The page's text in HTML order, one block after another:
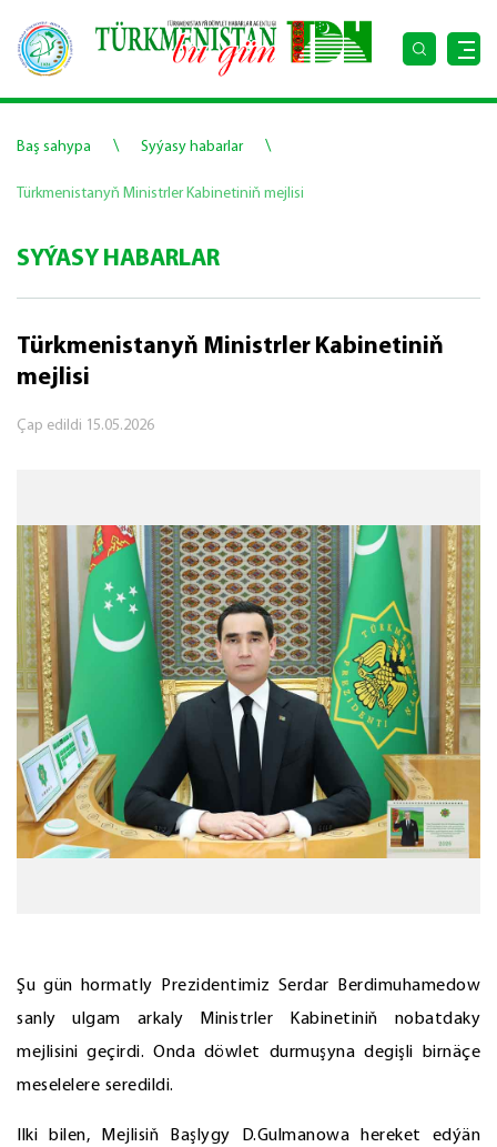
Baş sahypa \ Syýasy habarlar \
Türkmenistanyň Ministrler Kabinetiniň mejlisi
SYÝASY HABARLAR
Türkmenistanyň Ministrler Kabinetiniň
mejlisi
Çap edildi 15.05.2026
Şu gün hormatly Prezidentimiz Serdar Berdimuhamedow
sanly ulgam arkaly Ministrler Kabinetiniň nobatdaky
mejlisini geçirdi. Onda döwlet durmuşyna degişli birnäçe
meselelere seredildi.
Ilki bilen, Mejlisiň Başlygy D.Gulmanowa hereket edýän